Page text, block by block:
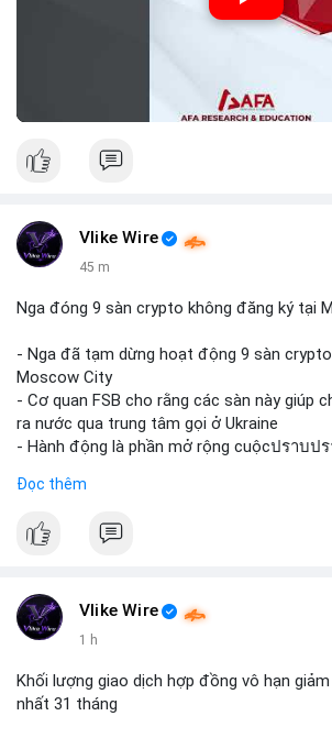
Vlike Wire
45 m
Nga đóng 9 sàn crypto không đăng ký tại
- Nga đã tạm dừng hoạt động 9 sàn
Moscow City
- Cơ quan FSB cho rằng các sàn này giúp
ra nước qua trung tâm gọi ở Ukraine
- Hành động là phần mở rộng cuộcปราบป
📰 Nguồn: Cointelegraph
Đọc thêm
Vlike Wire
1 h
Khối lượng giao dịch hợp đồng vô hạn giảm
nhất 31 tháng